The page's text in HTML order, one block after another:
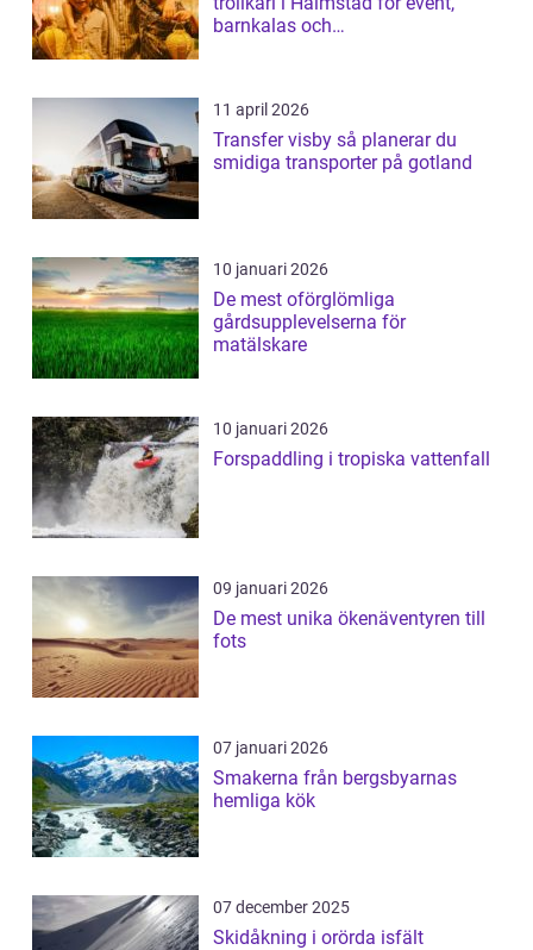
barnkalas och
11 april 2026
Transfer visby så planerar du
smidiga transporter på gotland
10 januari 2026
De mest oförglömliga
gårdsupplevelserna för
matälskare
10 januari 2026
Forspaddling i tropiska vattenfall
09 januari 2026
De mest unika ökenäventyren till
fots
07 januari 2026
Smakerna från bergsbyarnas
hemliga kök
07 december 2025
Skidåkning i orörda isfält